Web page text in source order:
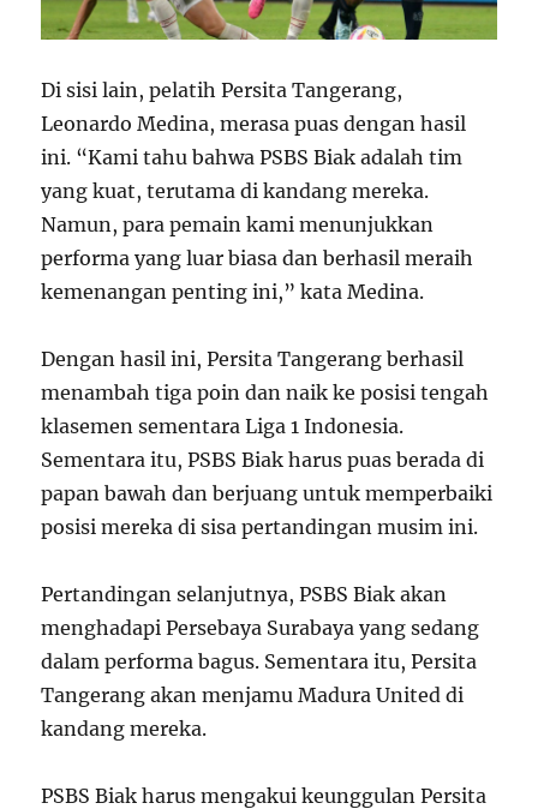
Di sisi lain, pelatih Persita Tangerang,
Leonardo Medina, merasa puas dengan hasil
ini. “Kami tahu bahwa PSBS Biak adalah tim
yang kuat, terutama di kandang mereka.
Namun, para pemain kami menunjukkan
performa yang luar biasa dan berhasil meraih
kemenangan penting ini,” kata Medina.
Dengan hasil ini, Persita Tangerang berhasil
menambah tiga poin dan naik ke posisi tengah
klasemen sementara Liga 1 Indonesia.
Sementara itu, PSBS Biak harus puas berada di
papan bawah dan berjuang untuk memperbaiki
posisi mereka di sisa pertandingan musim ini.
Pertandingan selanjutnya, PSBS Biak akan
menghadapi Persebaya Surabaya yang sedang
dalam performa bagus. Sementara itu, Persita
Tangerang akan menjamu Madura United di
kandang mereka.
PSBS Biak harus mengakui keunggulan Persita